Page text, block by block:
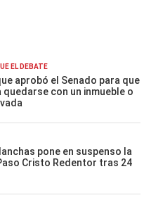
EL DEBATE
aprobó el Senado para que
quedarse con un inmueble o
pone en suspenso la
Cristo Redentor tras 24